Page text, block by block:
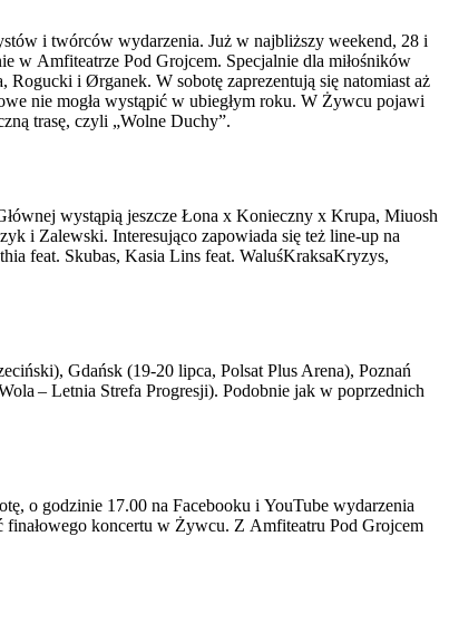
i twórców wydarzenia. Już w najbliższy weekend, 28 i
w Amfiteatrze Pod Grojcem. Specjalnie dla miłośników
i Ørganek. W sobotę zaprezentują się natomiast aż
nie mogła wystąpić w ubiegłym roku. W Żywcu pojawi
trasę, czyli „Wolne Duchy”.
wystąpią jeszcze Łona x Konieczny x Krupa, Miuosh
i Zalewski. Interesująco zapowiada się też line-up na
feat. Skubas, Kasia Lins feat. WaluśKraksaKryzys,
Gdańsk (19-20 lipca, Polsat Plus Arena), Poznań
– Letnia Strefa Progresji). Podobnie jak w poprzednich
o godzinie 17.00 na Facebooku i YouTube wydarzenia
finałowego koncertu w Żywcu. Z Amfiteatru Pod Grojcem